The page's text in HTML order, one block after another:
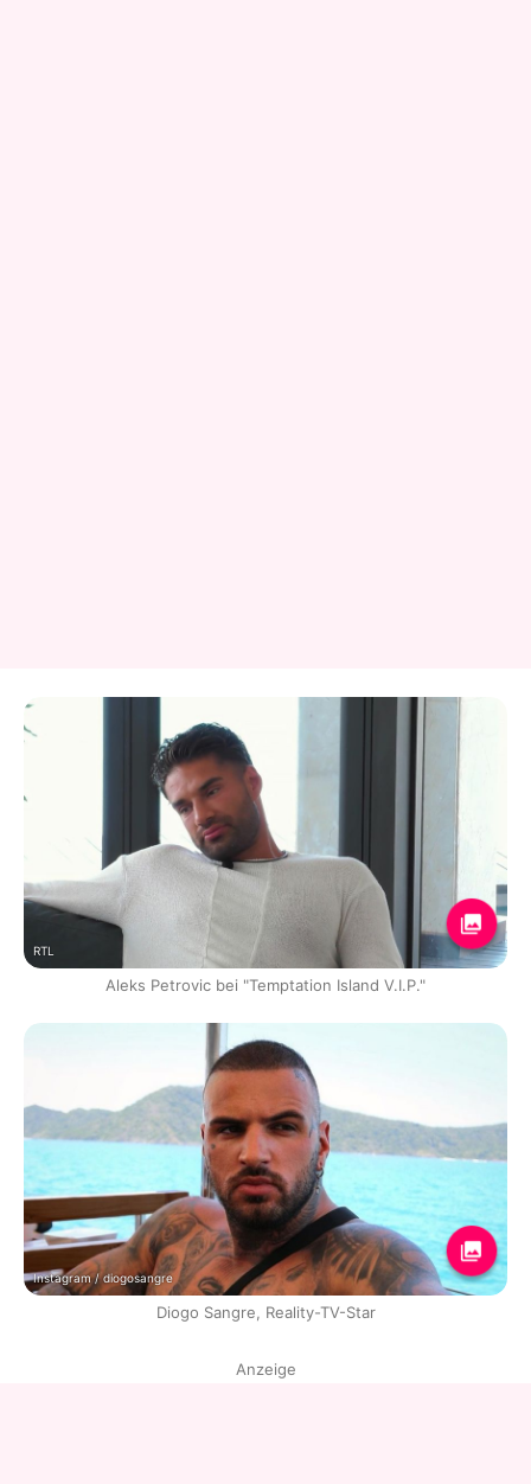
RTL
Aleks Petrovic bei "Temptation Island V.I.P."
Instagram / diogosangre
Diogo Sangre, Reality-TV-Star
Anzeige